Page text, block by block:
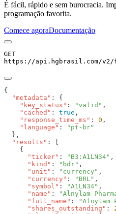
É fácil, rápido e sem burocracia.
programação favorita.
Comece agoraDocumentação
GET
https://api.hgbrasil.com/v2/
  "metadata"
    "key_status"
: "valid"
    "cached"
: true
    "response_time_ms"
: 0
    "language"
:
  "results"
      "ticker"
: "B3:A1LN34"
      "kind"
: "bdr"
      "unit"
: "currency"
      "currency"
: "BRL"
      "symbol"
: "A1LN34"
      "name"
: "Alnylam
      "full_name"
: "Alnylam
      "shares_outstanding"
: